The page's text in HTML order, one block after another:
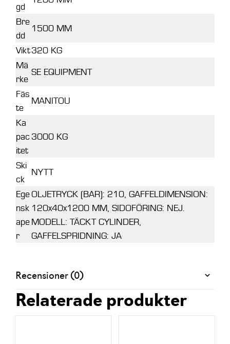
gd
Bre
dd
1500 MM
Vikt320 KG
Mä
rke
SE EQUIPMENT
Fäs
te
MANITOU
Ka
pac
itet
3000 KG
Ski
ck
NYTT
Ege
nsk
ape
r
OLJETRYCK (BAR): 210, GAFFELDIMENSION:
120x40x1200 MM, SIDOFÖRING: NEJ.
MODELL: TÄCKT CYLINDER,
GAFFELSPRIDNING: JA
Recensioner (0)
Relaterade produkter